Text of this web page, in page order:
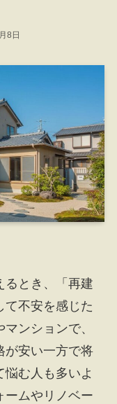
8日
るとき、「再建
て不安を感じた
ンションで、
が安い一方で将
む人も多いよ
ームやリノベー